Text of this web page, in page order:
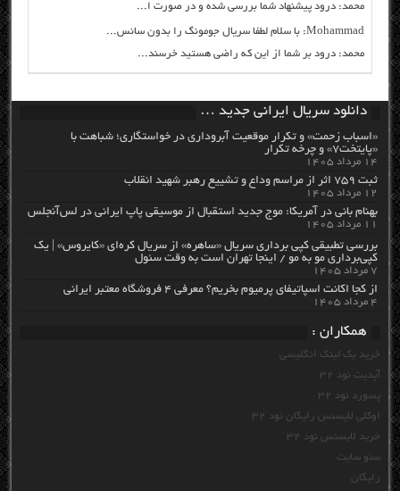
محمد: درود پیشنهاد شما بررسی شده و در صورت ا...
Mohammad: با سلام لطفا سریال جومونگ را بدون سانس...
محمد: درود بر شما از این که راضی هستید خرسند...
دانلود سریال ایرانی جدید …
«اسباب زحمت» و تکرار موقعیت آبروداری در خواستگاری؛ شباهت با
«پایتخت۷» و چرخه تکرار
۱۴ مرداد ۱۴۰۵
ثبت ۷۵۹ اثر از مراسم وداع و تشییع رهبر شهید انقلاب
۱۲ مرداد ۱۴۰۵
بهنام بانی در آمریکا: موج جدید استقبال از موسیقی پاپ ایرانی در لس‌آنجلس
۱۱ مرداد ۱۴۰۵
بررسی تطبیقی کپی برداری سریال «ساهره» از سریال کره‌ای «کایروس» | یک
کپی‌برداری مو به مو / اینجا تهران است به وقت سئول
۷ مرداد ۱۴۰۵
از کجا اکانت اسپاتیفای پرمیوم بخریم؟ معرفی ۴ فروشگاه معتبر ایرانی
۴ مرداد ۱۴۰۵
همکاران :
خرید بک لینک انگلیسی
آپدیت نود 32
پسورد نود 32
اوکلی لایسنس رایگان نود 32
خرید لایسنس نود 32
سئو سایت
رایگان